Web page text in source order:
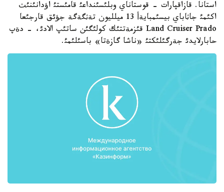
استانا. قازاقپارات - قوستاناي وبلئسئنداعئ قامئستئ اؤدانئنئث
اكئمئ جاثاباي بيسئمبايةأ 13 ميلليون تةثگةگة جؤئق قارجئعا
Land Cruiser Prado قئزمةتتئك كولئگئن ساتئپ الادئ، - دةپ
حابارلايدئ جةرگئلئكتئ «ناشا گازةتا» باسئلئمئ.